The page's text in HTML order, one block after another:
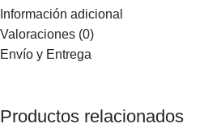
Información adicional
Valoraciones (0)
Envío y Entrega
Productos relacionados